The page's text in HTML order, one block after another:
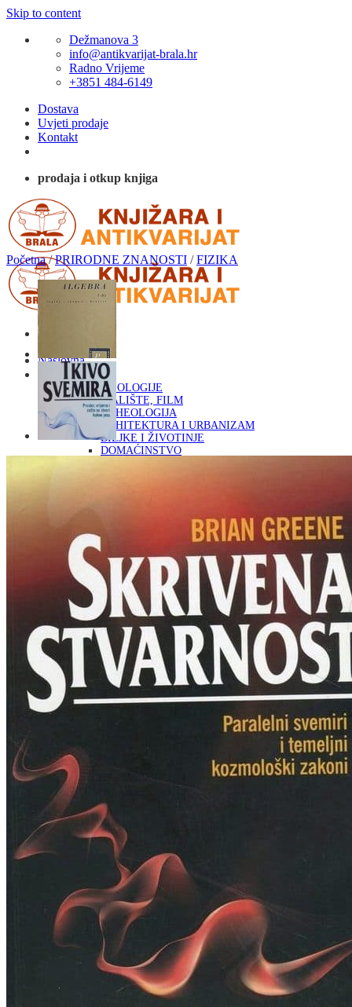
Skip to content
Dežmanova 3
info@antikvarijat-brala.hr
Radno Vrijeme
+3851 484-6149
Dostava
Uvjeti prodaje
Kontakt
prodaja i otkup knjiga
Naslovna
KNJIGE
OD ARHEOLOGIJE
DO KAZALIŠTE, FILM
ARHEOLOGIJA
ARHITEKTURA I URBANIZAM
BILJKE I ŽIVOTINJE
DOMAĆINSTVO
GLAZBENA UMJETNOST
KAZALIŠTE, FILM
OD KNJIŽEVNOST
DO RELIGIJA
KNJIŽEVNOST
LIKOVNA UMJETNOST
LJEKOVITO BILJE I ZDRAVLJE
MITOLOGIJA
POVIJEST I PUBLICISTIKA
PRIRODNE ZNANOSTI
PSIHOLOGIJA, POPULARNA PSIHOLOGIJA,
ALTERNATIVA
RAZNO
RELIGIJA
OD RJEČNIKA
DO ZEMLJOVIDA
RJEČNICI, GRAMATIKE, PRAVOPISI…
TEHNIČKE ZNANOSTI
TEORIJA I POVIJEST KNJIŽEVNOSTI
ZAGREB
ZEMLJOVIDI
Otkup knjiga
Novosti
Početna / PRIRODNE ZNANOSTI / FIZIKA